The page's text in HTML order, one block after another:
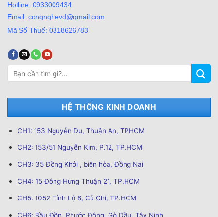
Hotline: 0933009434
Email: congnghevd@gmail.com
Mã Số Thuế: 0318626783
Tìm
kiếm:
HỆ THỐNG KINH DOANH
CH1: 153 Nguyễn Du, Thuận An, TPHCM
CH2: 153/51 Nguyễn Kim, P.12, TP.HCM
CH3: 35 Đồng Khởi , biên hòa, Đồng Nai
CH4: 15 Đông Hưng Thuận 21, TP.HCM
CH5: 1052 Tỉnh Lộ 8, Củ Chi, TP.HCM
CH6; Bầu Đồn, Phước Đông, Gò Dầu, Tây Ninh